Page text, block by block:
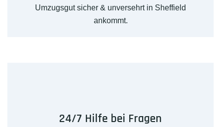
Umzugsgut sicher & unversehrt in Sheffield
ankommt.
24/7 Hilfe bei Fragen